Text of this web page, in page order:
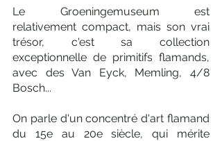
Le Groeningemuseum est
relativement compact, mais son vrai
trésor, c'est sa collection
exceptionnelle de primitifs flamands,
avec des Van Eyck, Memling, 4/8
Bosch...
On parle d'un concentré d'art flamand
du 15e au 20e siècle, qui mérite